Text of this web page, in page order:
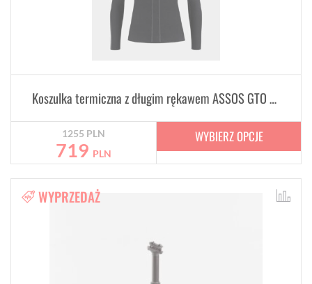
Koszulka termiczna z długim rękawem ASSOS GTO Winter LS DERMASENSOR
1255 PLN
719 PLN
WYBIERZ OPCJE
WYPRZEDAŻ